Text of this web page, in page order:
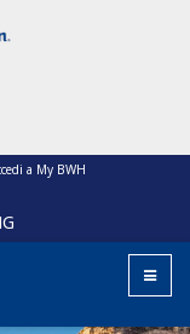
a My BWH